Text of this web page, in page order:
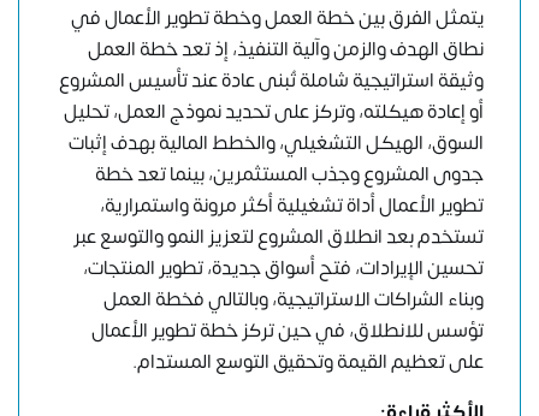
يتمثل الفرق بين خطة العمل وخطة تطوير الأعمال في
نطاق الهدف والزمن وآلية التنفيذ، إذ تعد خطة العمل
وثيقة استراتيجية شاملة تُبنى عادة عند تأسيس المشروع
أو إعادة هيكلته، وتركز على تحديد نموذج العمل، تحليل
السوق، الهيكل التشغيلي، والخطط المالية بهدف إثبات
جدوى المشروع وجذب المستثمرين، بينما تعد خطة
تطوير الأعمال أداة تشغيلية أكثر مرونة واستمرارية،
تستخدم بعد انطلاق المشروع لتعزيز النمو والتوسع عبر
تحسين الإيرادات، فتح أسواق جديدة، تطوير المنتجات،
وبناء الشراكات الاستراتيجية، وبالتالي فخطة العمل
تؤسس للانطلاق، في حين تركز خطة تطوير الأعمال
على تعظيم القيمة وتحقيق التوسع المستدام.